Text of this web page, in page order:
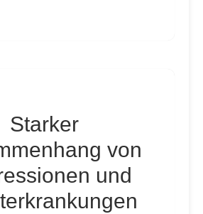
Starker
von
und